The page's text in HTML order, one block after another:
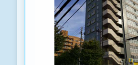
勝田1丁目
貸物件
一戸建てです。（33.28坪）
6月末退去予定
軽量鉄骨造りです。